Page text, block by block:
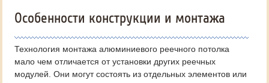
Особенности конструкции и монтажа
Технология монтажа алюминиевого реечного потолка
мало чем отличается от установки других реечных
модулей. Они могут состоять из отдельных элементов или